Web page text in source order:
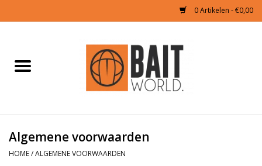
0 Artikelen - €0,00
Boilies & Additieven
Algemene voorwaarden
HOME/ALGEMENE VOORWAARDEN